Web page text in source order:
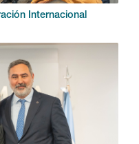
Internacional